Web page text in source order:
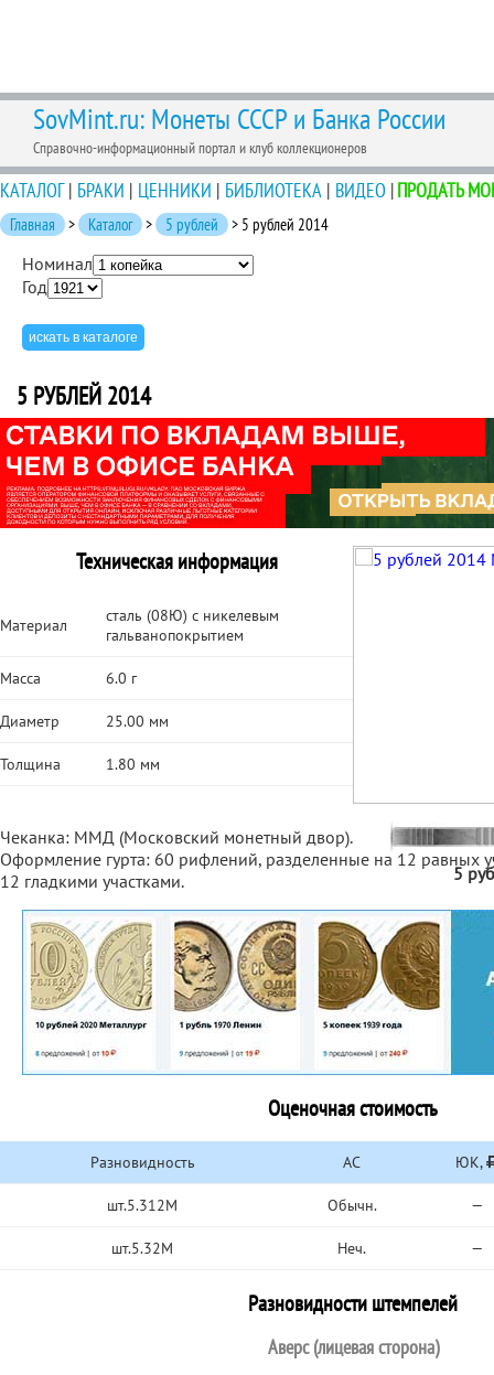
SovMint.ru: Монеты СССР и Банка России
Справочно-информационный портал и клуб коллекционеров
КАТАЛОГ| БРАКИ | ЦЕННИКИ | БИБЛИОТЕКА | ВИДЕО |ПРОДАТЬ
Главная > Каталог > 5 рублей > 5 рублей 2014
Номинал
Год
5 РУБЛЕЙ 2014
Техническая информация
Материал
сталь (08Ю) с никелевым
гальванопокрытием
Масса 6.0 г
Диаметр 25.00 мм
Толщина 1.80 мм
5
Чеканка: ММД (Московский монетный двор).
Оформление гурта: 60 рифлений, разделенные на 12 равных
12 гладкими участками.
Оценочная стоимость
Разновидность АС ЮК,
шт.5.312М Обычн. —
шт.5.32М Неч. —
Разновидности штемпелей
Аверс (лицевая сторона)